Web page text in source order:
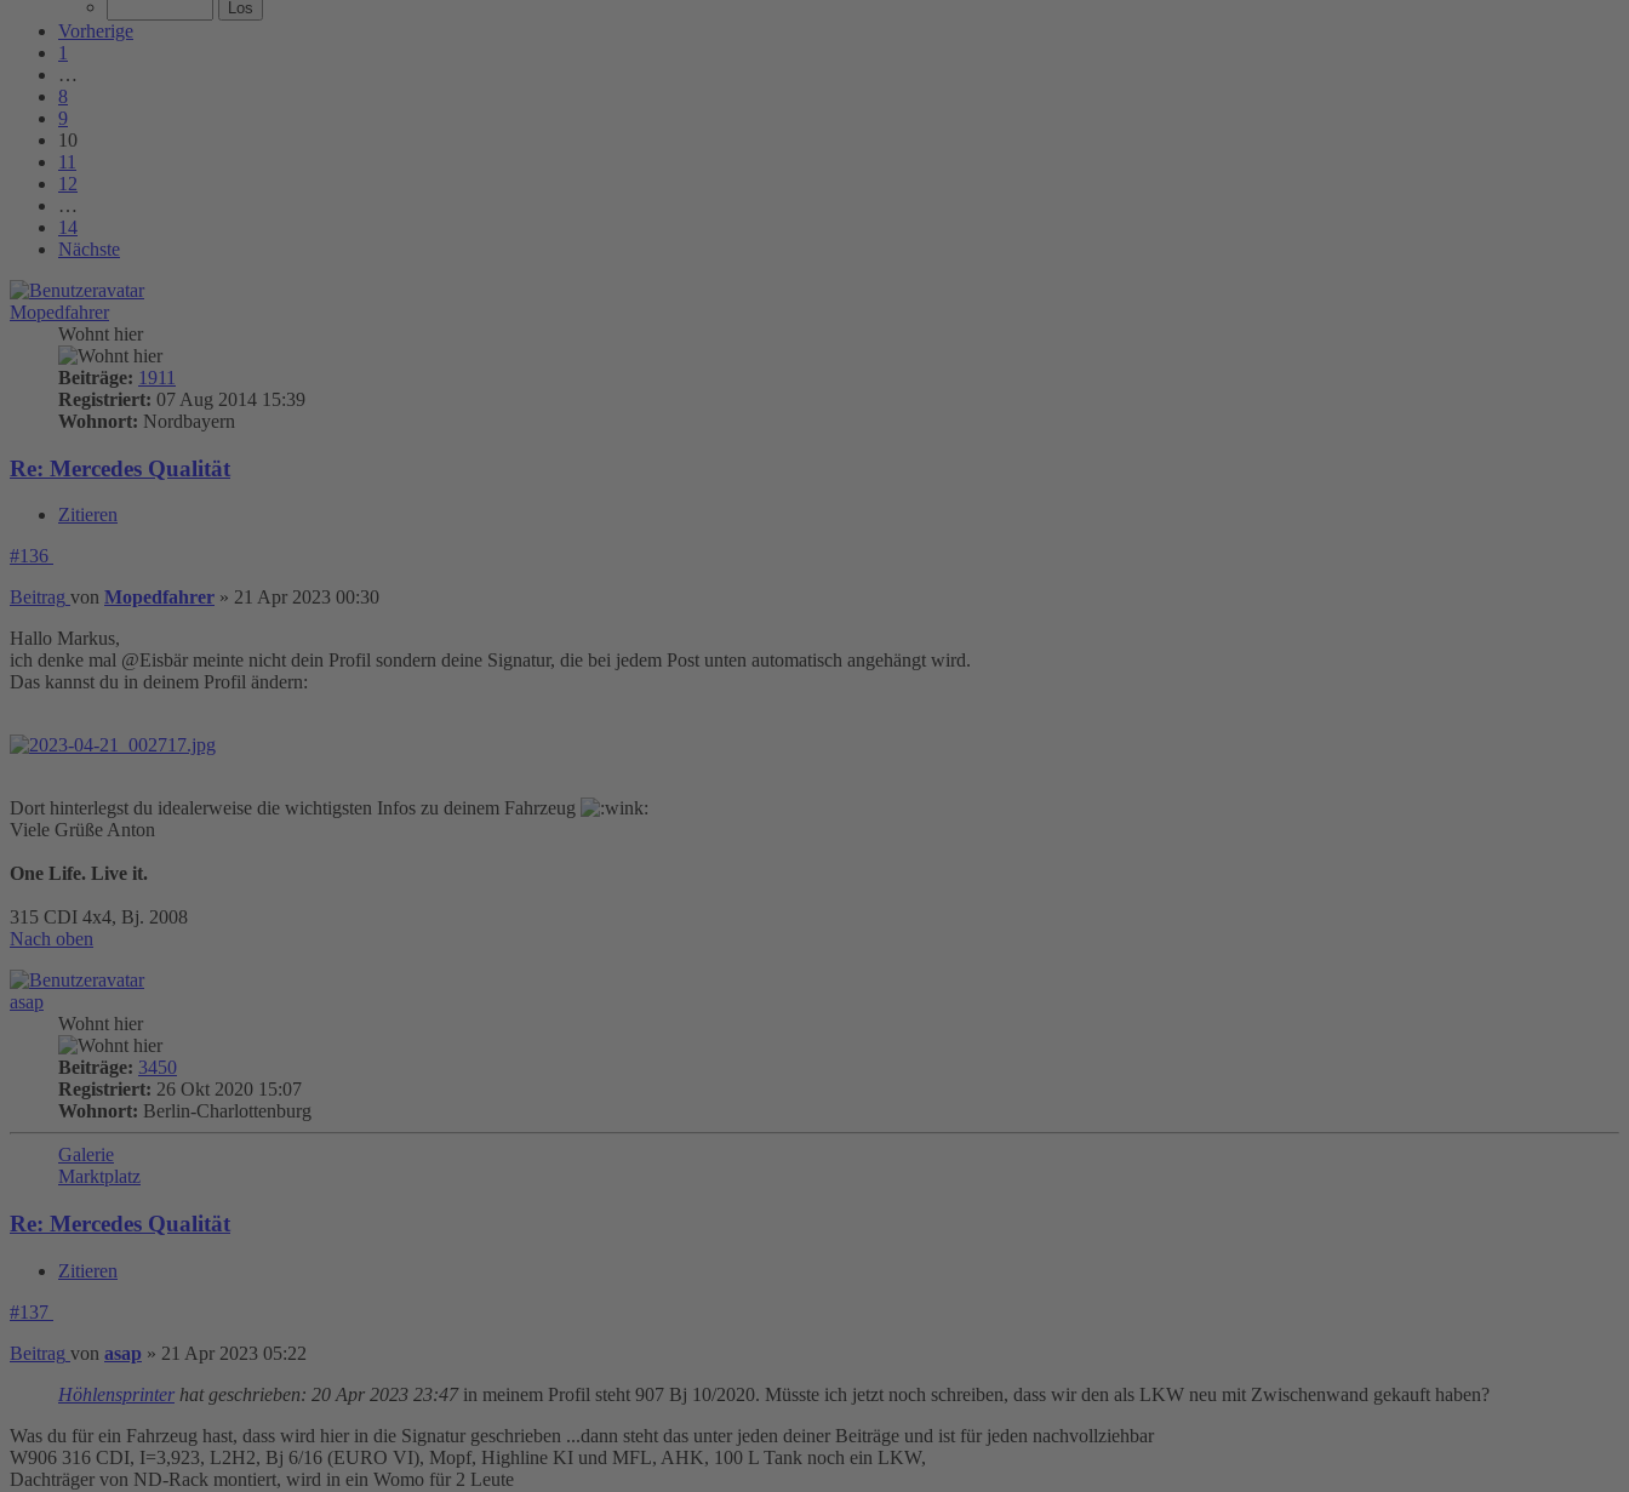
Vorherige
1
…
8
9
10
11
12
…
14
Nächste
Mopedfahrer
Wohnt hier
Beiträge: 1911
Registriert: 07 Aug 2014 15:39
Wohnort: Nordbayern
Re: Mercedes Qualität
Zitieren
#136
Beitrag von Mopedfahrer » 21 Apr 2023 00:30
Hallo Markus,
ich denke mal @Eisbär meinte nicht dein Profil sondern deine Signatur, die bei jedem Post unten automatisch angehängt wird.
Das kannst du in deinem Profil ändern:
Dort hinterlegst du idealerweise die wichtigsten Infos zu deinem Fahrzeug
Viele Grüße Anton
One Life. Live it.
315 CDI 4x4, Bj. 2008
Nach oben
asap
Wohnt hier
Beiträge: 3450
Registriert: 26 Okt 2020 15:07
Wohnort: Berlin-Charlottenburg
Galerie
Marktplatz
Re: Mercedes Qualität
Zitieren
#137
Beitrag von asap » 21 Apr 2023 05:22
Höhlensprinter hat geschrieben: 20 Apr 2023 23:47in meinem Profil steht 907 Bj 10/2020. Müsste ich jetzt noch schreiben, dass wir den als LKW neu mit Zwischenwand gekauft haben?
Was du für ein Fahrzeug hast, dass wird hier in die Signatur geschrieben ...dann steht das unter jeden deiner Beiträge und ist für jeden nachvollziehbar
W906 316 CDI, I=3,923, L2H2, Bj 6/16 (EURO VI), Mopf, Highline KI und MFL, AHK, 100 L Tank noch ein LKW,
Dachträger von ND-Rack montiert, wird in ein Womo für 2 Leute